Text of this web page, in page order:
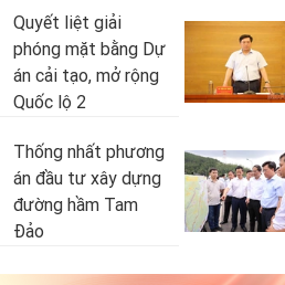
Quyết liệt giải
phóng mặt bằng Dự
án cải tạo, mở rộng
Quốc lộ 2
Thống nhất phương
án đầu tư xây dựng
đường hầm Tam
Đảo